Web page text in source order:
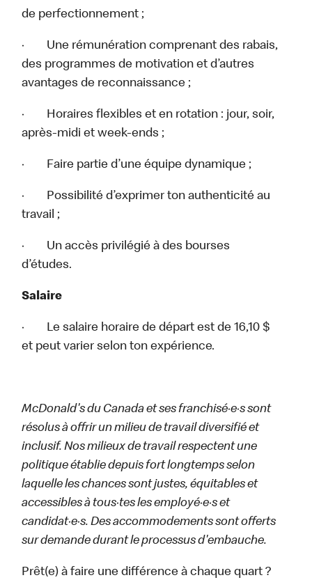
de perfectionnement ;
· Une rémunération comprenant des rabais,
des programmes de motivation et d’autres
avantages de reconnaissance ;
· Horaires flexibles et en rotation : jour, soir,
après-midi et week-ends ;
· Faire partie d’une équipe dynamique ;
· Possibilité d’exprimer ton authenticité au
travail ;
· Un accès privilégié à des bourses
d’études.
Salaire
· Le salaire horaire de départ est de 16,10 $
et peut varier selon ton expérience.
McDonald's du Canada et ses franchisé·e·s sont
résolus à offrir un milieu de travail diversifié et
inclusif. Nos milieux de travail respectent une
politique établie depuis fort longtemps selon
laquelle les chances sont justes, équitables et
accessibles à tous·tes les employé·e·s et
candidat·e·s. Des accommodements sont offerts
sur demande durant le processus d'embauche.
Prêt(e) à faire une différence à chaque quart ?